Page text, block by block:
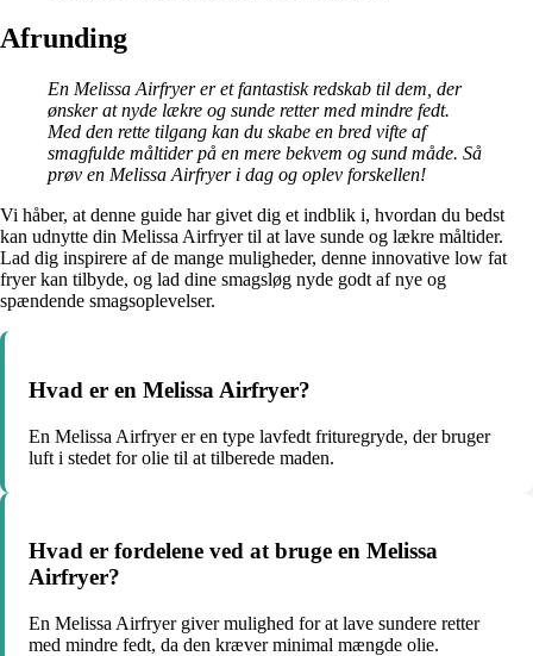
Afrunding
En Melissa Airfryer er et fantastisk redskab til dem, der
ønsker at nyde lækre og sunde retter med mindre fedt.
Med den rette tilgang kan du skabe en bred vifte af
smagfulde måltider på en mere bekvem og sund måde. Så
prøv en Melissa Airfryer i dag og oplev forskellen!
Vi håber, at denne guide har givet dig et indblik i, hvordan du bedst
kan udnytte din Melissa Airfryer til at lave sunde og lækre måltider.
Lad dig inspirere af de mange muligheder, denne innovative low fat
fryer kan tilbyde, og lad dine smagsløg nyde godt af nye og
spændende smagsoplevelser.
Hvad er en Melissa Airfryer?
En Melissa Airfryer er en type lavfedt frituregryde, der bruger
luft i stedet for olie til at tilberede maden.
Hvad er fordelene ved at bruge en Melissa
Airfryer?
En Melissa Airfryer giver mulighed for at lave sundere retter
med mindre fedt, da den kræver minimal mængde olie.